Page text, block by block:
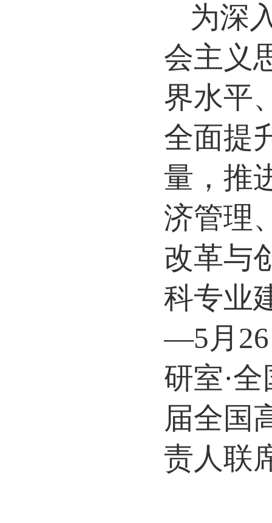
为深
会主义
界水平
全面提
量，推
济管理
改革与
科专业
—5月26
研室·
届全国
责人联